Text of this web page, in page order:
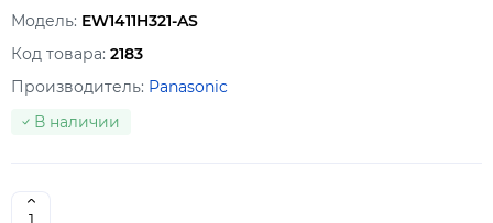
Модель: EW1411H321-AS
Код товара: 2183
Производитель: Panasonic
В наличии